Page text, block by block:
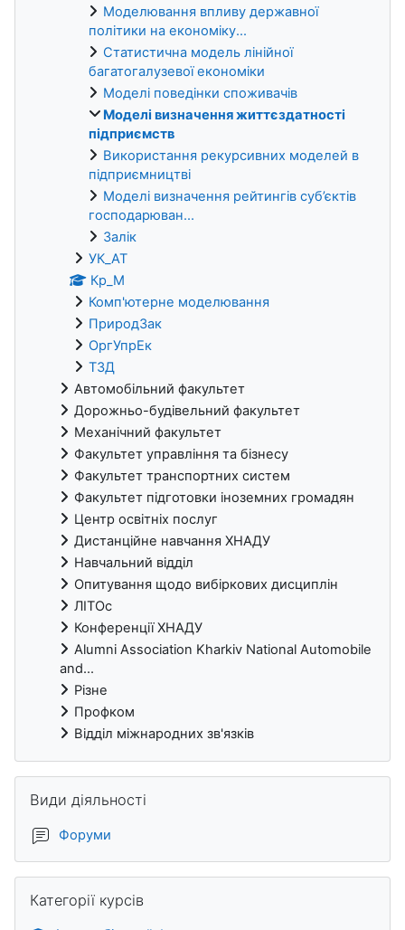
Моделювання впливу державної
політики на економіку...
Статистична модель лінійної
багатогалузевої економіки
Моделі поведінки споживачів
Моделі визначення життєздатності
підприємств
Використання рекурсивних моделей в
підприємництві
Моделі визначення рейтингів суб’єктів
господарюван...
Залік
УК_АТ
Кр_М
Комп'ютерне моделювання
ПриродЗак
ОргУпрЕк
ТЗД
Автомобільний факультет
Дорожньо-будівельний факультет
Механічний факультет
Факультет управління та бізнесу
Факультет транспортних систем
Факультет підготовки іноземних громадян
Центр освітніх послуг
Дистанційне навчання ХНАДУ
Навчальний відділ
Опитування щодо вибіркових дисциплін
ЛІТОс
Конференції ХНАДУ
Alumni Association Kharkiv National Automobile
and...
Різне
Профком
Відділ міжнародних зв'язків
Види діяльності
Форуми
Категорії курсів